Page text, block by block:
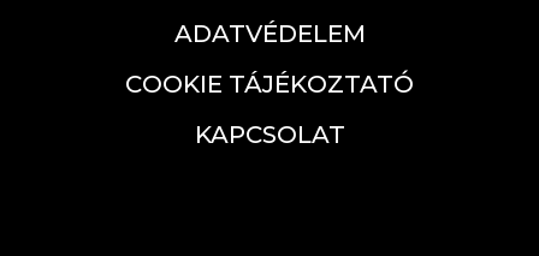
ADATVÉDELEM
COOKIE TÁJÉKOZTATÓ
KAPCSOLAT